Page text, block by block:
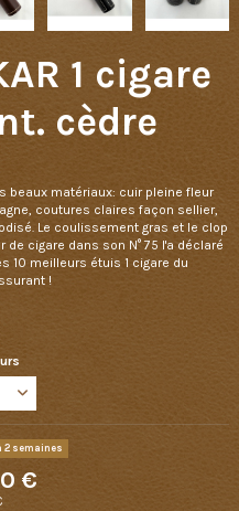
1 cigare
cèdre
beaux matériaux: cuir pleine fleur
coutures claires façon sellier,
Le coulissement gras et le clop
cigare dans son N° 75 l'a déclaré
10 meilleurs étuis 1 cigare du
!
2 semaines
€